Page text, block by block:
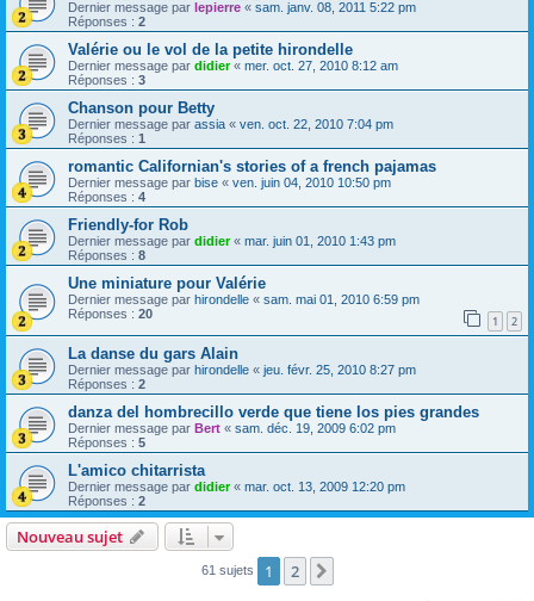
Dernier message par lepierre « sam. janv. 08, 2011 5:22 pm
Réponses : 2
Valérie ou le vol de la petite hirondelle
Dernier message par didier« mer. oct. 27, 2010 8:12 am
Réponses : 3
Chanson pour Betty
Dernier message par assia « ven. oct. 22, 2010 7:04 pm
Réponses : 1
romantic Californian's stories of a french pajamas
Dernier message par bise « ven. juin 04, 2010 10:50 pm
Réponses : 4
Friendly-for Rob
Dernier message par didier« mar. juin 01, 2010 1:43 pm
Réponses : 8
Une miniature pour Valérie
Dernier message par hirondelle « sam. mai 01, 2010 6:59 pm
Réponses : 20 1 2
La danse du gars Alain
Dernier message par hirondelle « jeu. févr. 25, 2010 8:27 pm
Réponses : 2
danza del hombrecillo verde que tiene los pies grandes
Dernier message par Bert « sam. déc. 19, 2009 6:02 pm
Réponses : 5
L'amico chitarrista
Dernier message par didier« mar. oct. 13, 2009 12:20 pm
Réponses : 2
Nouveau sujet
61 sujets 1 2